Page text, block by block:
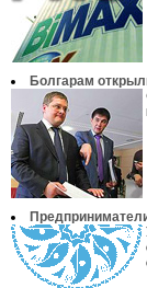
Болгарам